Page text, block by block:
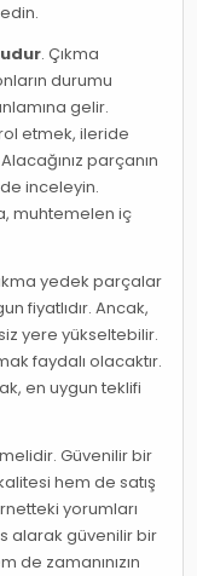
. Çıkma
durumu
gelir.
etmek, ileride
parçanın
inceleyin.
muhtemelen iç
yedek parçalar
fiyatlıdır. Ancak,
yere yükseltebilir.
faydalı olacaktır.
en uygun teklifi
Güvenilir bir
hem de satış
yorumları
alarak güvenilir bir
de zamanınızın